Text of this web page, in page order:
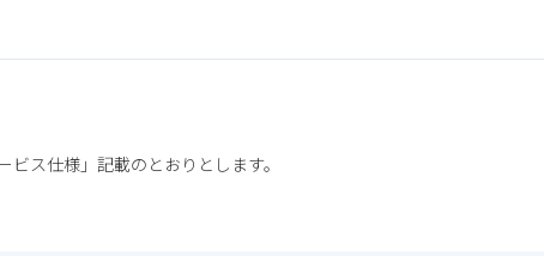
ス仕様」記載のとおりとします。